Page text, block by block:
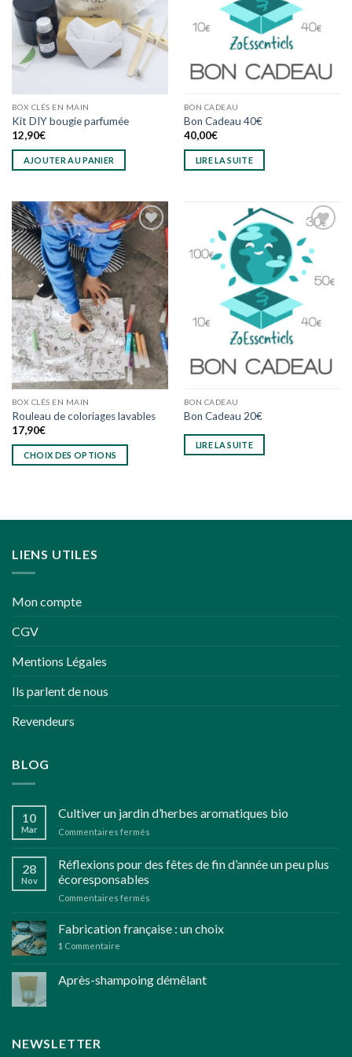
BOX CLÉS EN MAIN
Kit DIY bougie parfumée
12,90€
AJOUTER AU PANIER
BON CADEAU
Bon Cadeau 40€
40,00€
LIRE LA SUITE
Ajouter
wishlist
BOX CLÉS EN MAIN
Rouleau de coloriages lavables
17,90€
CHOIX DES OPTIONS
plusieurs
Les
options
être
sur
du
Ajouter
à
BON CADEAU
Bon Cadeau 20€
LIRE LA SUITE
LIENS UTILES
Mon compte
CGV
Mentions Légales
Ils parlent de nous
Revendeurs
BLOG
10
Mar
Cultiver un jardin d’herbes aromatiques bio
Commentaires fermés
jardin
28
Nov
Réflexions pour des fêtes de fin d’année un peu plus
écoresponsables
Commentaires fermés
pour
des
fin
d’année
Fabrication française : un choix
1 Commentaire
Après-shampoing démêlant
NEWSLETTER